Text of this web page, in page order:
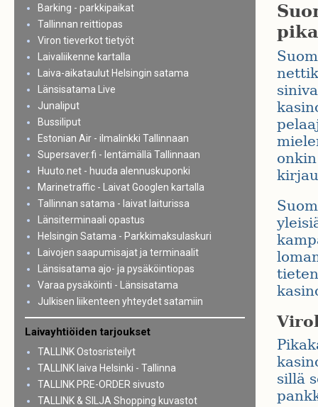
sillä
Barking - parkkipaikat
Tallinnan reittiopas
Viron tieverkot tietyöt
Laivaliikenne kartalla
Laiva-aikataulut Helsingin satama
Länsisatama Live
Junaliput
Bussiliput
Estonian Air - ilmalinkki Tallinnaan
Supersaver.fi - lentämällä Tallinnaan
Huuto.net - huuda alennuskuponki
Marinetraffic - Laivat Googlen kartalla
Tallinnan satama - laivat laiturissa
Länsiterminaali opastus
Helsingin Satama - Parkkimaksulaskuri
Laivojen saapumisajat ja terminaalit
Länsisatama ajo- ja pysäköintiopas
Varaa pysäköinti - Länsisatama
Julkisen liikenteen yhteydet satamiin
Laivayhtiöiden tarjoukset
TALLINK Ostosristeilyt
TALLINK laiva Helsinki - Tallinna
TALLINK PRE-ORDER sivusto
TALLINK & SILJA Shopping kuvastot